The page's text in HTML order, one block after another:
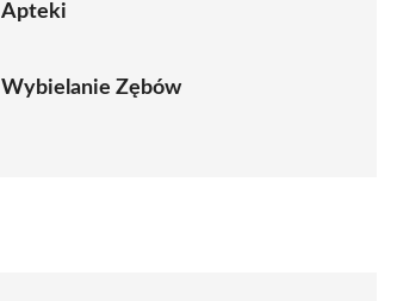
Apteki
Wybielanie Zębów